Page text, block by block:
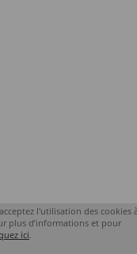
l'utilisation des cookies
plus d’informations et pour
ici.